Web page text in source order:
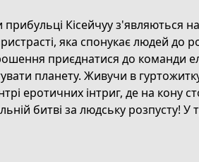
4237-a3a2-c64cc82d3677
B078MM79TM
прибульці Кісейчуу з'являються
яка спонукає людей до
приєднатися до команди
планету. Живучи в
еротичних інтриг, де на кону
битві за людську розпусту!